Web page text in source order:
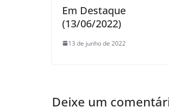
Em Destaque
(13/06/2022)
13 de junho de 2022
Deixe um